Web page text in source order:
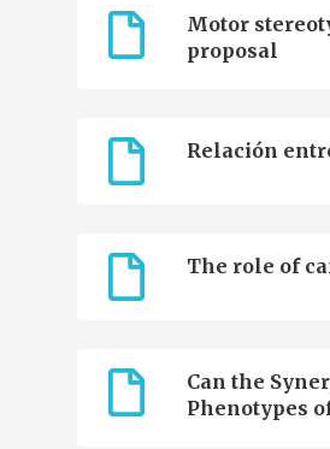
Motor
proposal
Relación
The role of
Can the
Phenotypes